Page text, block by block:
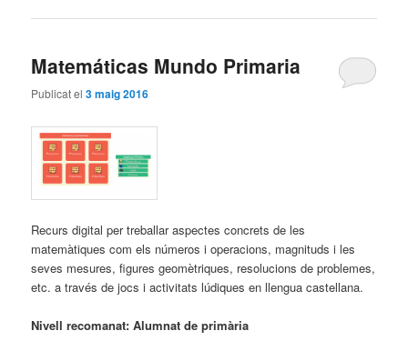
Matemáticas Mundo Primaria
Publicat el3 maig 2016
Recurs digital per treballar aspectes concrets de les
matemàtiques com els números i operacions, magnituds i les
seves mesures, figures geomètriques, resolucions de problemes,
etc. a través de jocs i activitats lúdiques en llengua castellana.
Nivell recomanat: Alumnat de primària